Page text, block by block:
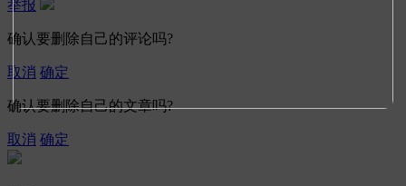
举报
确认要删除自己的评论吗?
取消 确定
确认要删除自己的文章吗?
取消 确定